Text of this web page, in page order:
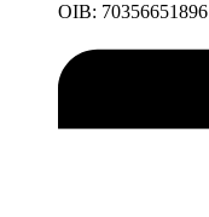
OIB: 70356651896